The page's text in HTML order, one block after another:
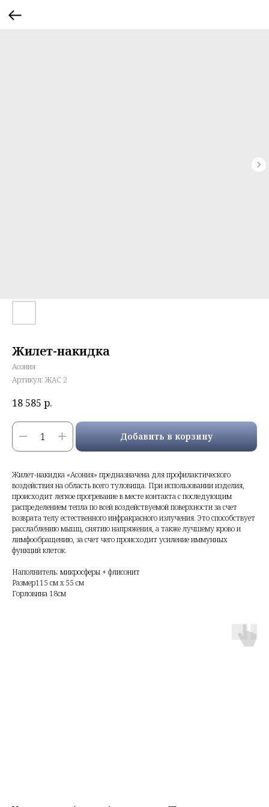
Жилет-накидка
Асония
Артикул: ЖАС 2
18 585 р.
Добавить в корзину
Жилет-накидка «Асония» предназначена для профилактического
воздействия на область всего туловища. При использовании изделия,
происходит легкое прогревание в месте контакта с последующим
распределением тепла по всей воздействуемой поверхности за счет
возврата телу естественного инфракрасного излучения. Это способствует
расслаблению мышц, снятию напряжения, а также лучшему крово и
лимфообращению, за счет чего происходит усиление иммунных
функций клеток.
Наполнитель: микросферы + флисонит
Размер115 см x 55 см
Горловина 18см